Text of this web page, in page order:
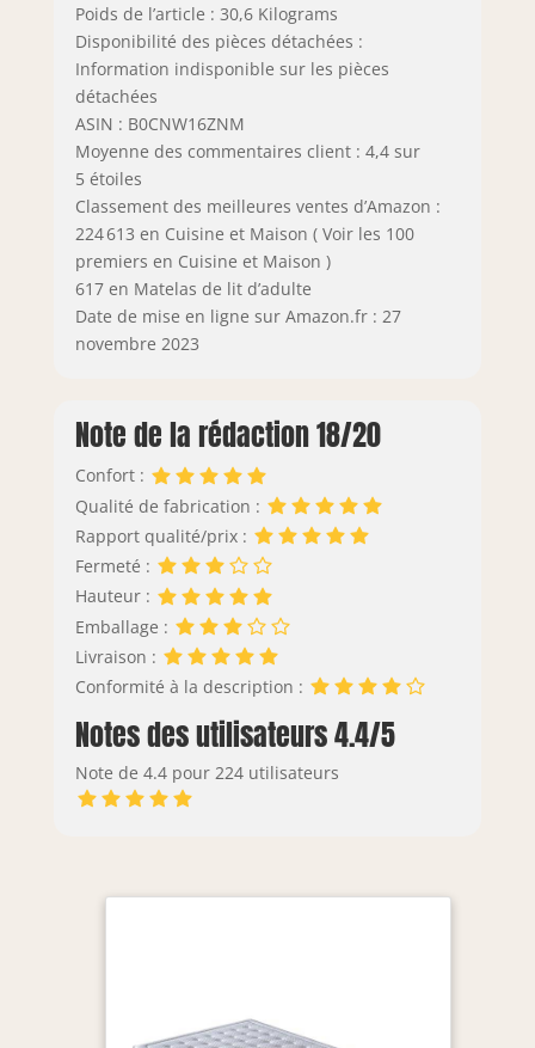
Poids de l’article : 30,6 Kilograms
Disponibilité des pièces détachées :
Information indisponible sur les pièces
détachées
ASIN : B0CNW16ZNM
Moyenne des commentaires client : 4,4 sur
5 étoiles
Classement des meilleures ventes d’Amazon :
224 613 en Cuisine et Maison ( Voir les 100
premiers en Cuisine et Maison )
617 en Matelas de lit d’adulte
Date de mise en ligne sur Amazon.fr : 27
novembre 2023
Note de la rédaction 18/20
Confort :
Qualité de fabrication :
Rapport qualité/prix :
Fermeté :
Hauteur :
Emballage :
Livraison :
Conformité à la description :
Notes des utilisateurs 4.4/5
Note de 4.4 pour 224 utilisateurs